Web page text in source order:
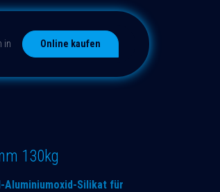
in Online kaufen
130kg
Aluminiumoxid-Silikat für